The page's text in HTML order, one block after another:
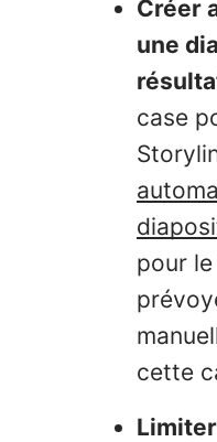
Créer
une
case
pour
cette